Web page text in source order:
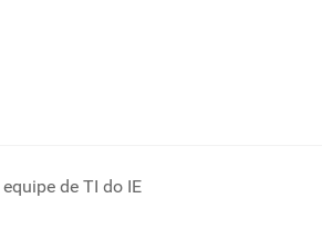
de TI do IE